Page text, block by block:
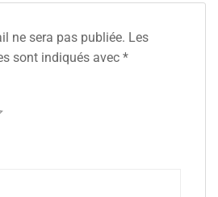
ne sera pas publiée. Les
sont indiqués avec *